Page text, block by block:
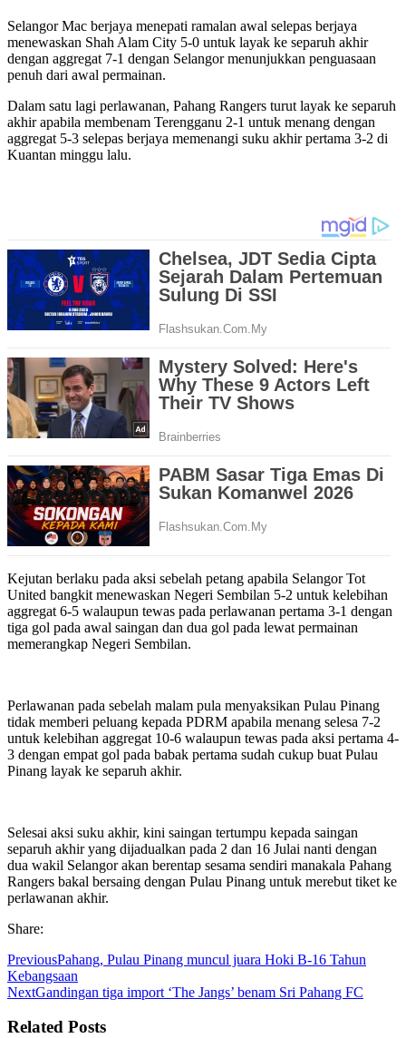
Selangor Mac berjaya menepati ramalan awal selepas berjaya
menewaskan Shah Alam City 5-0 untuk layak ke separuh akhir
dengan aggregat 7-1 dengan Selangor menunjukkan penguasaan
penuh dari awal permainan.
Dalam satu lagi perlawanan, Pahang Rangers turut layak ke separuh
akhir apabila membenam Terengganu 2-1 untuk menang dengan
aggregat 5-3 selepas berjaya memenangi suku akhir pertama 3-2 di
Kuantan minggu lalu.
Kejutan berlaku pada aksi sebelah petang apabila Selangor Tot
United bangkit menewaskan Negeri Sembilan 5-2 untuk kelebihan
aggregat 6-5 walaupun tewas pada perlawanan pertama 3-1 dengan
tiga gol pada awal saingan dan dua gol pada lewat permainan
memerangkap Negeri Sembilan.
Perlawanan pada sebelah malam pula menyaksikan Pulau Pinang
tidak memberi peluang kepada PDRM apabila menang selesa 7-2
untuk kelebihan aggregat 10-6 walaupun tewas pada aksi pertama 4-
3 dengan empat gol pada babak pertama sudah cukup buat Pulau
Pinang layak ke separuh akhir.
Selesai aksi suku akhir, kini saingan tertumpu kepada saingan
separuh akhir yang dijadualkan pada 2 dan 16 Julai nanti dengan
dua wakil Selangor akan berentap sesama sendiri manakala Pahang
Rangers bakal bersaing dengan Pulau Pinang untuk merebut tiket ke
perlawanan akhir.
Share:
PreviousPahang, Pulau Pinang muncul juara Hoki B-16 Tahun
Kebangsaan
NextGandingan tiga import ‘The Jangs’ benam Sri Pahang FC
Related Posts